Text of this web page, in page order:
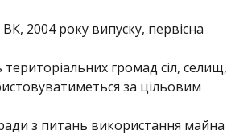
2004 року випуску, первісна
територіальних громад сіл, селищ,
за цільовим
з питань використання майна